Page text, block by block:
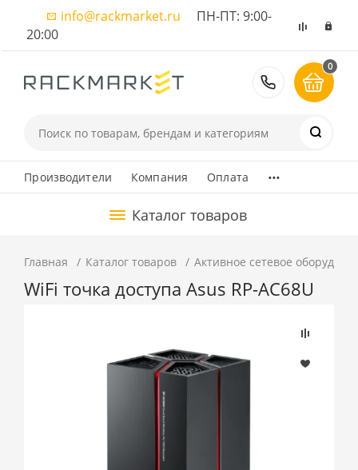
info@rackmarket.ru ПН-ПТ: 9:00-
20:00
8 (495)
0
Производители Компания Оплата ...
Каталог товаров
Главная Каталог товаров Активное сетевое
WiFi точка доступа Asus RP-AC68U